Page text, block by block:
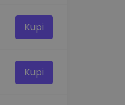
Kupi
Kupi